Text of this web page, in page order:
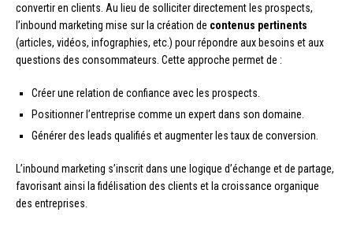
convertir en clients. Au lieu de solliciter directement les prospects,
l’inbound marketing mise sur la création de contenus pertinents
(articles, vidéos, infographies, etc.) pour répondre aux besoins et aux
questions des consommateurs. Cette approche permet de :
Créer une relation de confiance avec les prospects.
Positionner l’entreprise comme un expert dans son domaine.
Générer des leads qualifiés et augmenter les taux de conversion.
L’inbound marketing s’inscrit dans une logique d’échange et de partage,
favorisant ainsi la fidélisation des clients et la croissance organique
des entreprises.